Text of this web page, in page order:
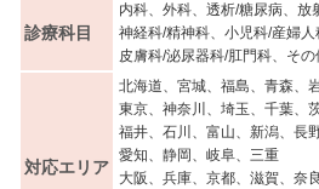
診療科目
内科、外科、透析/糖尿病、放
神経科/精神科、小児科/産婦
皮膚科/泌尿器科/肛門科、その
対応エリア
北海道、宮城、福島、青森、
東京、神奈川、埼玉、千葉、
福井、石川、富山、新潟、長
愛知、静岡、岐阜、三重
大阪、兵庫、京都、滋賀、奈